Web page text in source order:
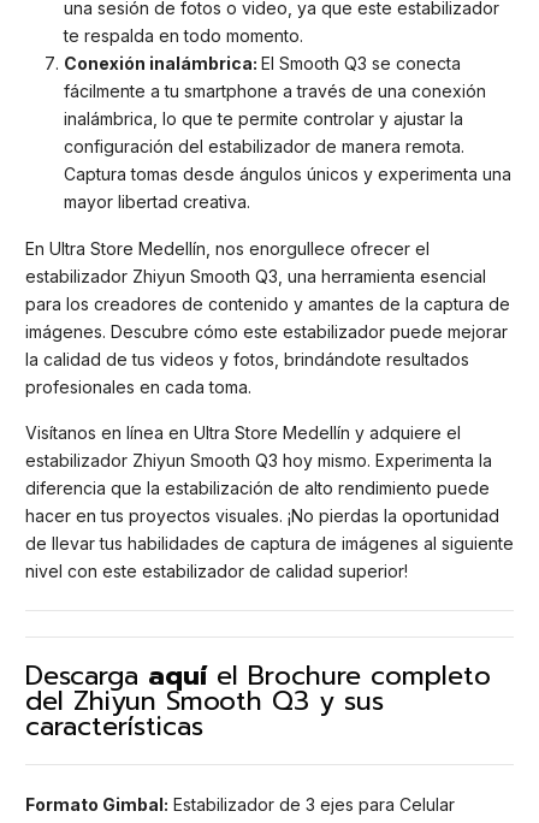
una sesión de fotos o video, ya que este estabilizador
te respalda en todo momento.
Conexión inalámbrica: El Smooth Q3 se conecta
fácilmente a tu smartphone a través de una conexión
inalámbrica, lo que te permite controlar y ajustar la
configuración del estabilizador de manera remota.
Captura tomas desde ángulos únicos y experimenta una
mayor libertad creativa.
En Ultra Store Medellín, nos enorgullece ofrecer el
estabilizador Zhiyun Smooth Q3, una herramienta esencial
para los creadores de contenido y amantes de la captura de
imágenes. Descubre cómo este estabilizador puede mejorar
la calidad de tus videos y fotos, brindándote resultados
profesionales en cada toma.
Visítanos en línea en Ultra Store Medellín y adquiere el
estabilizador Zhiyun Smooth Q3 hoy mismo. Experimenta la
diferencia que la estabilización de alto rendimiento puede
hacer en tus proyectos visuales. ¡No pierdas la oportunidad
de llevar tus habilidades de captura de imágenes al siguiente
nivel con este estabilizador de calidad superior!
Descarga aquíel Brochure completo
del Zhiyun Smooth Q3 y sus
características
Formato Gimbal: Estabilizador de 3 ejes para Celular